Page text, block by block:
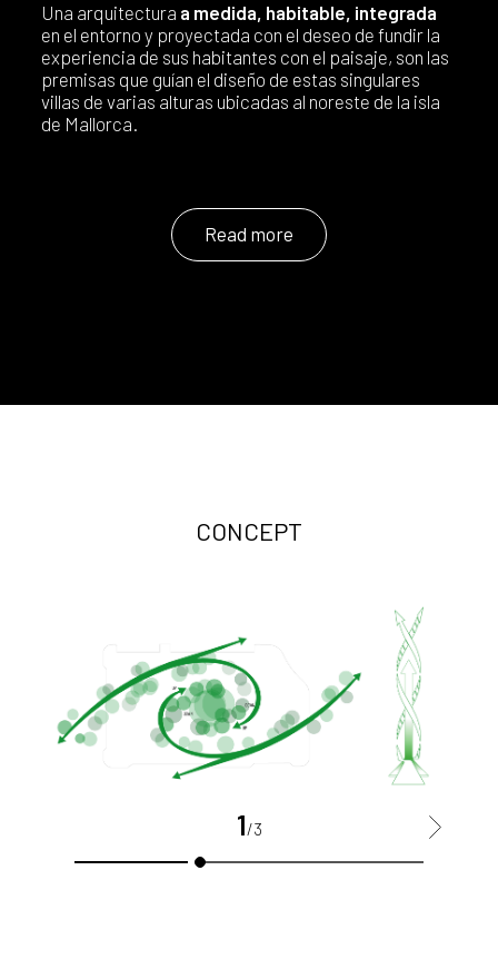
Una arquitectura a medida, habitable, integrada
en el entorno y proyectada con el deseo de fundir la
experiencia de sus habitantes con el paisaje, son las
premisas que guían el diseño de estas singulares
villas de varias alturas ubicadas al noreste de la isla
de Mallorca.
Read more
CONCEPT
1/3 >